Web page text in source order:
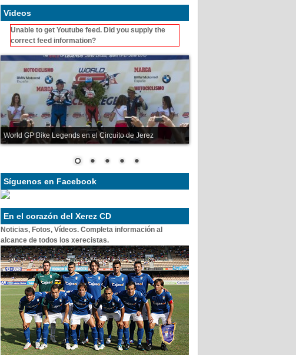
Videos
Unable to get Youtube feed. Did you supply the
correct feed information?
World GP Bike Legends en el Circuito de Jerez
Síguenos en Facebook
En el corazón del Xerez CD
Noticias, Fotos, Vídeos. Completa información al
alcance de todos los xerecistas.